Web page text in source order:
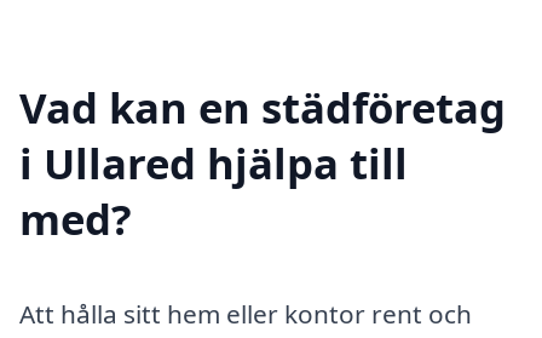
Vad kan en städföretag
i Ullared hjälpa till
med?
Att hålla sitt hem eller kontor rent och